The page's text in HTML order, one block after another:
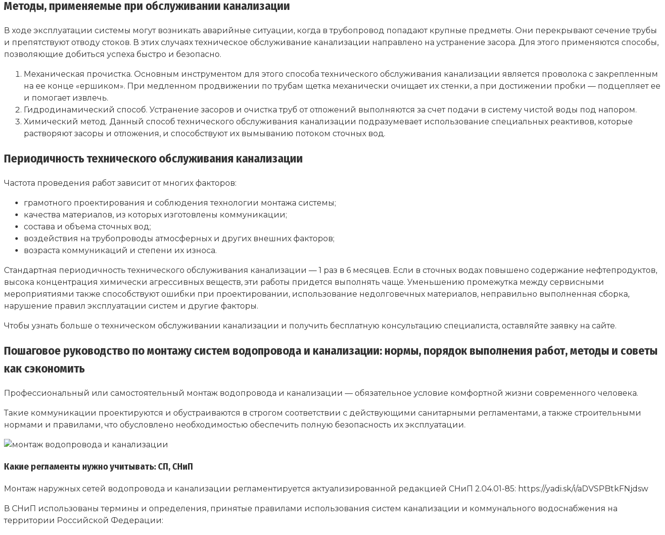
Методы, применяемые при обслуживании канализации
В ходе эксплуатации системы могут возникать аварийные ситуации, когда в трубопровод попадают крупные предметы. Они перекрывают сечение трубы
и препятствуют отводу стоков. В этих случаях техническое обслуживание канализации направлено на устранение засора. Для этого применяются способы,
позволяющие добиться успеха быстро и безопасно.
Механическая прочистка. Основным инструментом для этого способа технического обслуживания канализации является проволока с закрепленным
на ее конце «ершиком». При медленном продвижении по трубам щетка механически очищает их стенки, а при достижении пробки — подцепляет ее
и помогает извлечь.
Гидродинамический способ. Устранение засоров и очистка труб от отложений выполняются за счет подачи в систему чистой воды под напором.
Химический метод. Данный способ технического обслуживания канализации подразумевает использование специальных реактивов, которые
растворяют засоры и отложения, и способствуют их вымыванию потоком сточных вод.
Периодичность технического обслуживания канализации
Частота проведения работ зависит от многих факторов:
грамотного проектирования и соблюдения технологии монтажа системы;
качества материалов, из которых изготовлены коммуникации;
состава и объема сточных вод;
воздействия на трубопроводы атмосферных и других внешних факторов;
возраста коммуникаций и степени их износа.
Стандартная периодичность технического обслуживания канализации — 1 раз в 6 месяцев. Если в сточных водах повышено содержание нефтепродуктов,
высока концентрация химически агрессивных веществ, эти работы придется выполнять чаще. Уменьшению промежутка между сервисными
мероприятиями также способствуют ошибки при проектировании, использование недолговечных материалов, неправильно выполненная сборка,
нарушение правил эксплуатации систем и другие факторы.
Чтобы узнать больше о техническом обслуживании канализации и получить бесплатную консультацию специалиста, оставляйте заявку на сайте.
Пошаговое руководство по монтажу систем водопровода и канализации: нормы, порядок выполнения работ, методы и советы
как сэкономить
Профессиональный или самостоятельный монтаж водопровода и канализации — обязательное условие комфортной жизни современного человека.
Такие коммуникации проектируются и обустраиваются в строгом соответствии с действующими санитарными регламентами, а также строительными
нормами и правилами, что обусловлено необходимостью обеспечить полную безопасность их эксплуатации.
Какие регламенты нужно учитывать: СП, СНиП
Монтаж наружных сетей водопровода и канализации регламентируется актуализированной редакцией СНиП 2.04.01-85: https://yadi.sk/i/aDVSPBtkFNjdsw
В СНиП использованы термины и определения, принятые правилами использования систем канализации и коммунального водоснабжения на
территории Российской Федерации: